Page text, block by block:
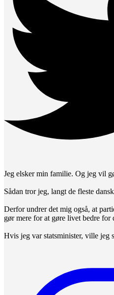
Jeg elsker min familie. Og jeg vil
Sådan tror jeg, langt de fleste
Derfor undrer det mig også, at
gør mere for at gøre livet bedre for
Hvis jeg var statsminister, ville jeg